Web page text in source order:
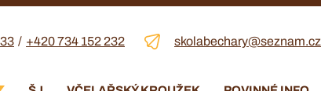
+420 734 152 232 skolabechary@seznam.cz